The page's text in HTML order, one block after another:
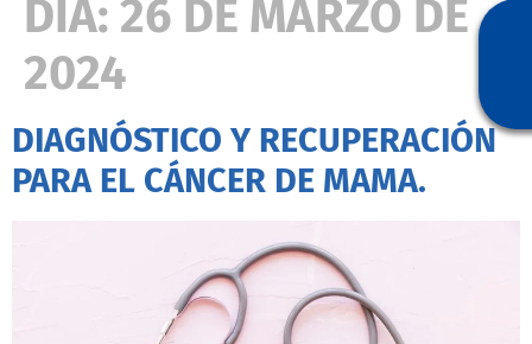
DÍA: 26 DE MARZO DE
2024
DIAGNÓSTICO Y RECUPERACIÓN
PARA EL CÁNCER DE MAMA.